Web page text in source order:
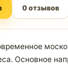
0 отзывов
Основное